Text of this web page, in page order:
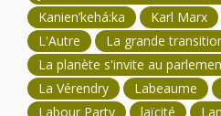
Kanien’kehá:ka
Karl Marx
L'Autre
La grande
La planète s'invite au
La Vérendry
Labeaume
Labour Party
laïcité